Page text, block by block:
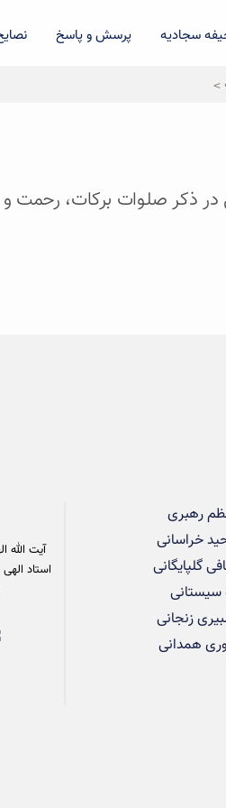
سجادیه پرسش و پاسخ
در ذکر صلوات برکات،
رهبری
خراسانی
گلپایگانی
سیستانی
زنجانی
همدانی
آیت
استاد